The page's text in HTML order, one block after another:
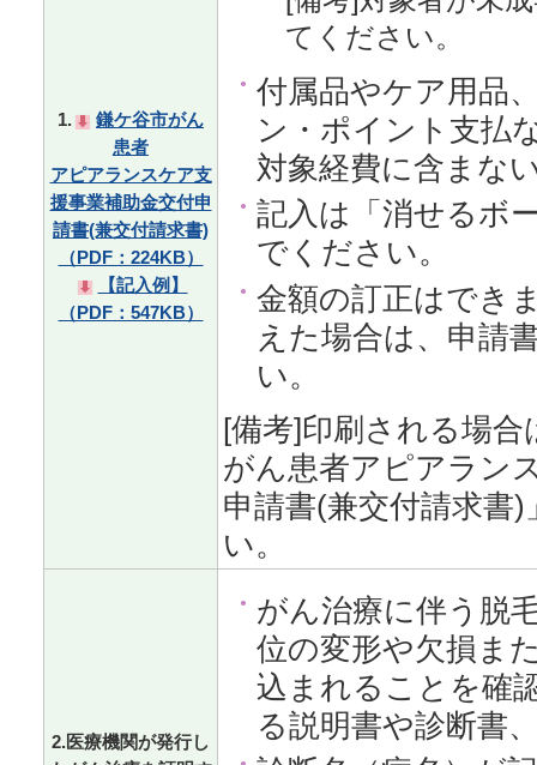
1.
鎌ケ谷市がん
患者
アピアランスケア支
援事業補助金交付申
請書(兼交付請求書)
（PDF：224KB）
【記入例】
（PDF：547KB）
てください。
付属品やケア用品
ン・ポイント支払
対象経費に含まな
記入は「消せるボ
でください。
金額の訂正はでき
えた場合は、申請
い。
[備考]印刷される場
がん患者アピアラン
申請書(兼交付請求書
い。
2.医療機関が発行し
がん治療に伴う脱
位の変形や欠損ま
込まれることを確
る説明書や診断書